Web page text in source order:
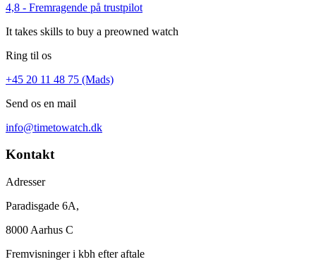
4,8 - Fremragende på trustpilot
It takes skills to buy a preowned watch
Ring til os
+45 20 11 48 75 (Mads)
Send os en mail
info@timetowatch.dk
Kontakt
Adresser
Paradisgade 6A,
8000 Aarhus C
Fremvisninger i kbh efter aftale